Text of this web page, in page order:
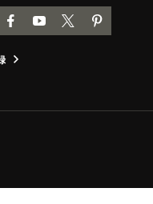
クルトのインスタグラムページへ
ー・ルクルトのLINKEDINペー
ジャガー・ルクルトの
ジャガー・ルクルトの
ジャガー・ルクル
ジャガー・